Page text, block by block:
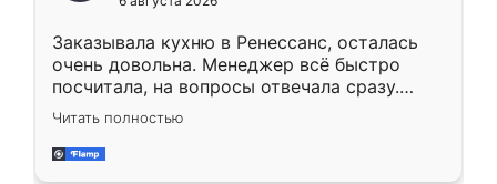
мебели буду заказывать только здесь.
Заказывала кухню в Ренессанс, осталась
очень довольна. Менеджер всё быстро
посчитала, на вопросы отвечала сразу.
Замерщик приехал в субботу, подошёл к
делу со всей ответственностью. Собрали
за день, ребята работали аккуратно, даже
Читать полностью